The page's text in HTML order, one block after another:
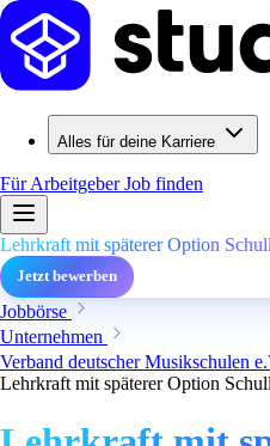
Alles für deine Karriere
Für ArbeitgeberJob finden
Lehrkraft mit späterer Option
Jetzt bewerben
Jobbörse
Unternehmen
Verband deutscher Musikschulen
Lehrkraft mit späterer Option